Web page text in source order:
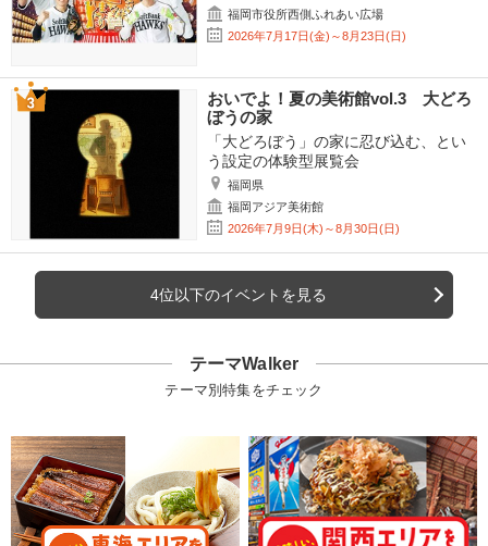
福岡市役所西側ふれあい広場
2026年7月17日(金)～8月23日(日)
おいでよ！夏の美術館vol.3 大どろ
ぼうの家
「大どろぼう」の家に忍び込む、とい
う設定の体験型展覧会
福岡県
福岡アジア美術館
2026年7月9日(木)～8月30日(日)
4位以下のイベントを見る
テーマWalker
テーマ別特集をチェック